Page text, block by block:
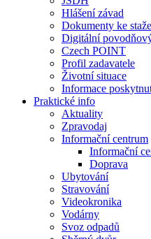
Hlášení závad
Dokumenty ke
Digitální
Czech POINT
Profil zadavatele
Životní situace
Informace
Praktické info
Aktuality
Zpravodaj
Informační centrum
Informační
Doprava
Ubytování
Stravování
Videokronika
Vodárny
Svoz odpadů